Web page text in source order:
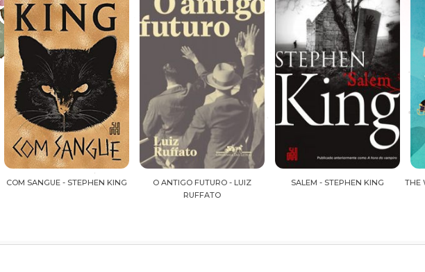
O ANTIGO FUTURO - LUIZ
SALEM - STEPHEN KING
THE WALL OF WINNIPEG AND ME -